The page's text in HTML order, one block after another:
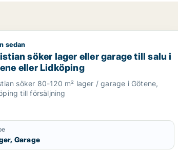
restauranglokal, virtuellt kontor,
söker lager eller garage till salu i
sedan
söker lager eller garage till salu i
eller Lidköping
söker 80-120 m² lager / garage i Götene,
till försäljning
Garage